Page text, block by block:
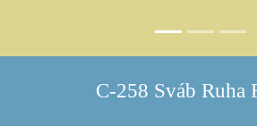
C-258 Sváb Ruha